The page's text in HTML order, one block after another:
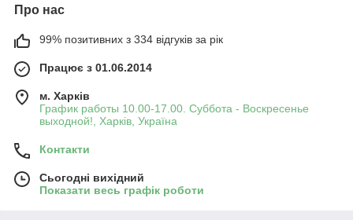
Про нас
99% позитивних з 334 відгуків за рік
Працює з 01.06.2014
м. Харків
График работы 10.00-17.00. Суббота - Воскресенье
выходной!, Харків, Україна
Контакти
Сьогодні вихідний
Показати весь графік роботи